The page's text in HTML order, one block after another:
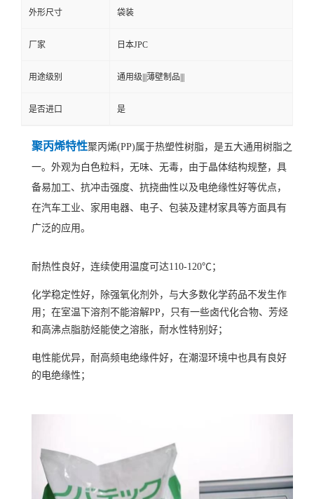
外形尺寸 袋装
厂家 日本JPC
用途级别 通用级|||薄壁制品|||
是否进口 是
聚丙烯特性聚丙烯(PP)属于热塑性树脂，是五大通用树脂之
一。外观为白色粒料，无味、无毒，由于晶体结构规整，具
备易加工、抗冲击强度、抗挠曲性以及电绝缘性好等优点，
在汽车工业、家用电器、电子、包装及建材家具等方面具有
广泛的应用。
耐热性良好，连续使用温度可达110-120℃；
化学稳定性好，除强氧化剂外，与大多数化学药品不发生作
用；在室温下溶剂不能溶解PP，只有一些卤代化合物、芳烃
和高沸点脂肪烃能使之溶胀，耐水性特别好；
电性能优异，耐高频电绝缘件好，在潮湿环境中也具有良好
的电绝缘性；